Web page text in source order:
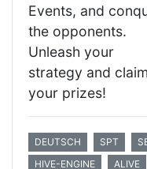
Events, and
the opponents.
Unleash your
strategy and claim
your prizes!
DEUTSCH SPT
HIVE-ENGINE
ALIVE